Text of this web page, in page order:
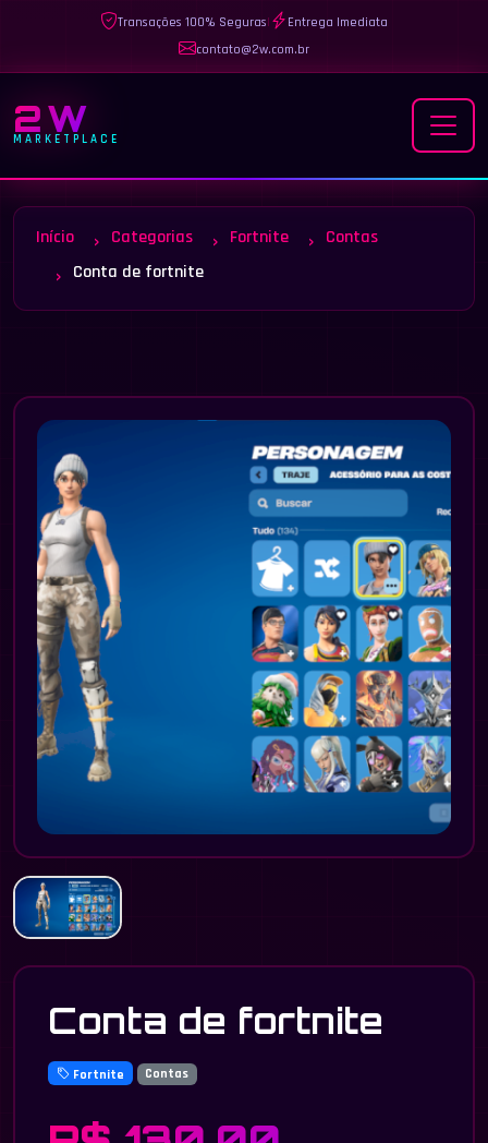
Transações 100% Seguras|
Entrega Imediata
contato@2w.com.br
2W
MARKETPLACE
Início Categorias Fortnite
Contas
Conta de fortnite
Conta de fortnite
Fortnite Contas